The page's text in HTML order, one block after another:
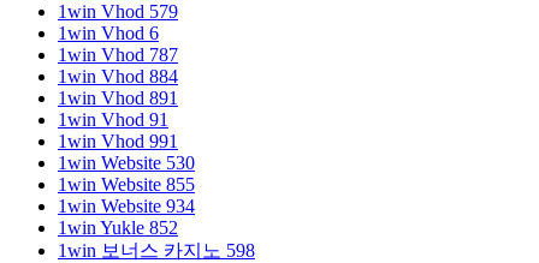
1win Vhod 579
1win Vhod 6
1win Vhod 787
1win Vhod 884
1win Vhod 891
1win Vhod 91
1win Vhod 991
1win Website 530
1win Website 855
1win Website 934
1win Yukle 852
1win 보너스 카지노 598